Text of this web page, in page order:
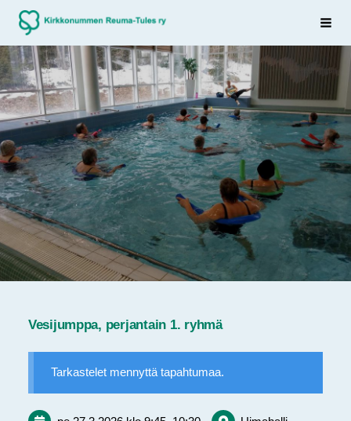
Siirry
sivun
sisältöön
Sivuston etusivulle
Vesijumppa, perjantain 1. ryhmä
Tarkastelet mennyttä tapahtumaa.